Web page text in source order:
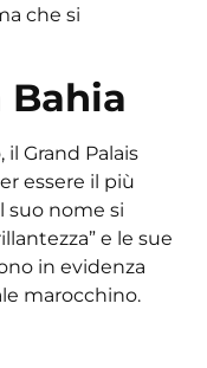
che si
Bahia
Grand Palais
essere il più
suo nome si
e le sue
in evidenza
marocchino.